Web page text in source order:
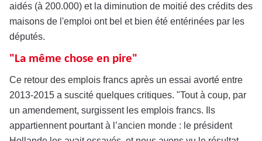
aidés (à 200.000) et la diminution de moitié des crédits des
maisons de l'emploi ont bel et bien été entérinées par les
députés.
"La même chose en pire"
Ce retour des emplois francs après un essai avorté entre
2013-2015 a suscité quelques critiques. "Tout à coup, par
un amendement, surgissent les emplois francs. Ils
appartiennent pourtant à l’ancien monde : le président